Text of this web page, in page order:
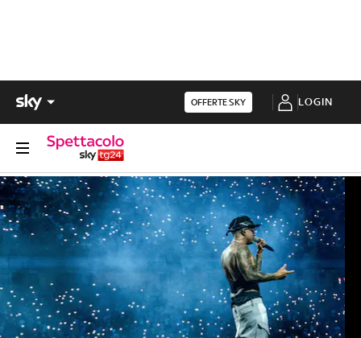
OFFERTE SKY LOGIN